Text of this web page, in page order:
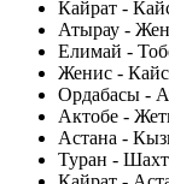
Кайрат -
Атырау -
Елимай -
Женис -
Ордабасы -
Актобе -
Астана -
Туран -